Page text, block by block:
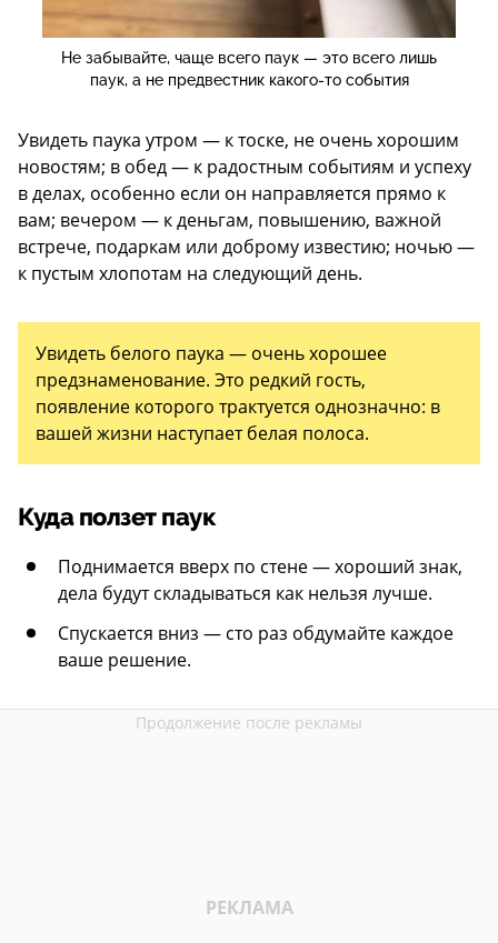
Не забывайте, чаще всего паук — это всего лишь
паук, а не предвестник какого-то события
Увидеть паука утром — к тоске, не очень хорошим
новостям; в обед — к радостным событиям и успеху
в делах, особенно если он направляется прямо к
вам; вечером — к деньгам, повышению, важной
встрече, подаркам или доброму известию; ночью —
к пустым хлопотам на следующий день.
Увидеть белого паука — очень хорошее
предзнаменование. Это редкий гость,
появление которого трактуется однозначно: в
вашей жизни наступает белая полоса.
Куда ползет паук
Поднимается вверх по стене — хороший знак,
дела будут складываться как нельзя лучше.
Спускается вниз — сто раз обдумайте каждое
ваше решение.